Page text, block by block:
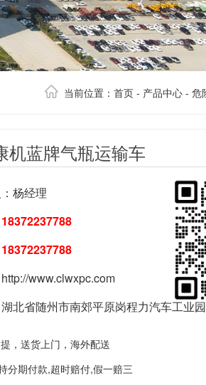
当前位置： 首页 - 产品中心 - 危
机蓝牌气瓶运输车
杨经理
18372237788
18372237788
www.clwxpc.com
北省随州市南郊平原岗程力汽车工业园
，送货上门，海外配送
期付款,超时赔付,假一赔三